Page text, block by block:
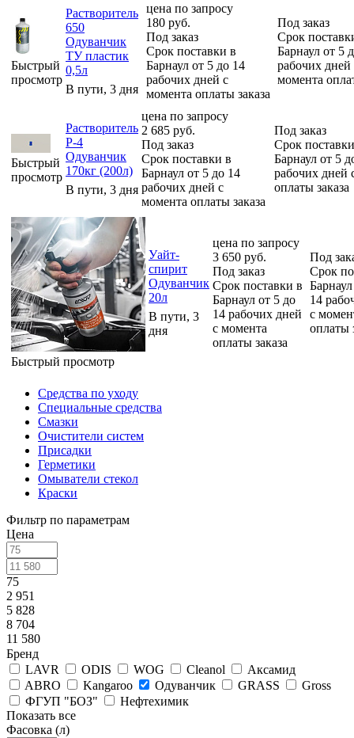
Быстрый
просмотр
Растворитель
650
Одуванчик
ТУ пластик
0,5л
В пути, 3 дня
цена по запросу
180 руб.
Под заказ
Срок поставки в
Барнаул от 5 до 14
рабочих дней с
момента оплаты заказа
Под заказ
Срок
Барнаул от 5
рабочих дней
момента
Быстрый
просмотр
Растворитель
Р-4
Одуванчик
170кг (200л)
В пути, 3 дня
цена по запросу
2 685 руб.
Под заказ
Срок поставки в
Барнаул от 5 до 14
рабочих дней с
момента оплаты заказа
Под заказ
Срок
Барнаул от 5
рабочих дней
оплаты заказа
Быстрый просмотр
Уайт-
спирит
Одуванчик
20л
В пути, 3
дня
цена по запросу
3 650 руб.
Под заказ
Срок поставки в
Барнаул от 5 до
14 рабочих дней
с момента
оплаты заказа
Под
Срок
14
с
оплаты
Средства по уходу
Специальные средства
Смазки
Очистители систем
Присадки
Герметики
Омыватели стекол
Краски
Фильтр по параметрам
Цена
75
2 951
5 828
8 704
11 580
Бренд
LAVR
ODIS WOG Cleanol
Аксамид
ABRO
Kangaroo Одуванчик GRASS
Gross
ФГУП "БОЗ"
Нефтехимик
Показать все
Фасовка (л)